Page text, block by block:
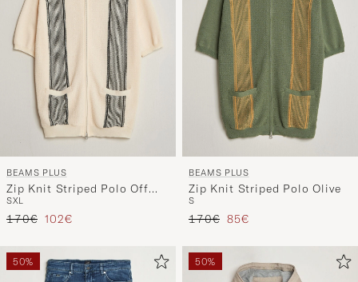
BEAMS PLUS
Zip Knit Striped Polo Off
White
SXL
Reguliere prijs
170€ Verlaagd prijs
102€
BEAMS PLUS
Zip Knit Striped Polo Olive
S
Reguliere prijs
170€ Verlaagd prijs
85€
50% 50%